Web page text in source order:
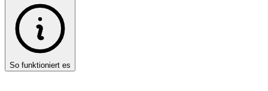
So funktioniert es